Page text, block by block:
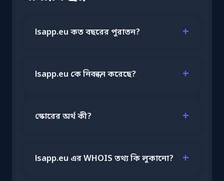
lsapp.eu কত বছরের পুরাতন?
lsapp.eu কে নিবন্ধন করেছে?
স্কোরের অর্থ কী?
lsapp.eu এর WHOIS তথ্য কি লুকানো?